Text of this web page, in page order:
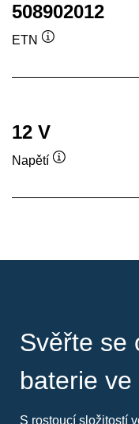
508902012
ETN
12 V
Napětí
Svěřte se
baterie
S rostoucí složitostí